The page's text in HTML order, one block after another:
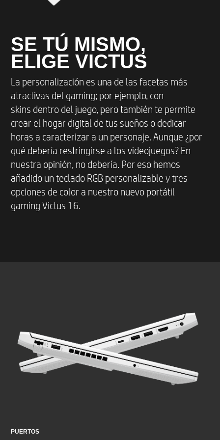
óptimos mientras se juega o se renderiza, utiliza el
adaptador de alimentación que se suministra con el
equipo. Puedes utilizar el adaptador Type-C de
100 W/20 V o el cargador portátil al ejecutar tareas
compatible con un cargador portátil o adaptador Type-C
de 20 V.
SE TÚ MISMO,
ELIGE VICTUS
La personalización es una de las facetas más
atractivas del gaming; por ejemplo, con
skins dentro del juego, pero también te permite
crear el hogar digital de tus sueños o dedicar
horas a caracterizar a un personaje. Aunque ¿por
qué debería restringirse a los videojuegos? En
nuestra opinión, no debería. Por eso hemos
añadido un teclado RGB personalizable y tres
opciones de color a nuestro nuevo portátil
gaming Victus 16.
PUERTOS